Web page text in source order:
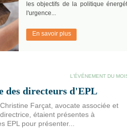
les objectifs de la politique
l'urgence...
En savoir plus
L'ÉVÉNEMENT DU
des directeurs d'EPL
Farçat, avocate associée et
étaient présentes à
EPL pour présenter...